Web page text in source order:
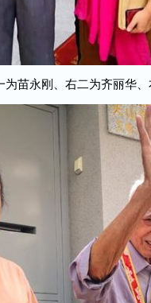
为苗永刚、右二为齐丽华